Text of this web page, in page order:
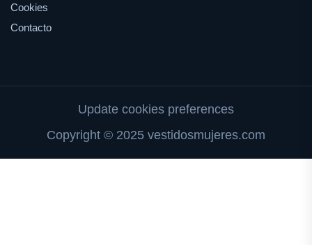
Cookies
Contacto
Update cookies preferences
Copyright © 2025 vestidosmujeres.com